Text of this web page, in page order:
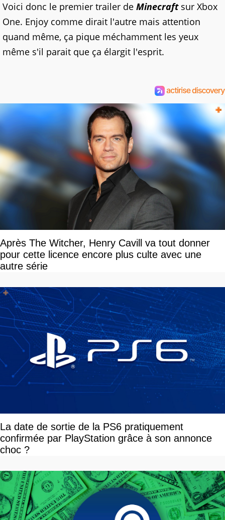
Voici donc le premier trailer de Minecraftsur Xbox
One. Enjoy comme dirait l'autre mais attention
quand même, ça pique méchamment les yeux
même s'il parait que ça élargit l'esprit.
Après The Witcher, Henry Cavill va tout donner
pour cette licence encore plus culte avec une
autre série
La date de sortie de la PS6 pratiquement
confirmée par PlayStation grâce à son annonce
choc ?